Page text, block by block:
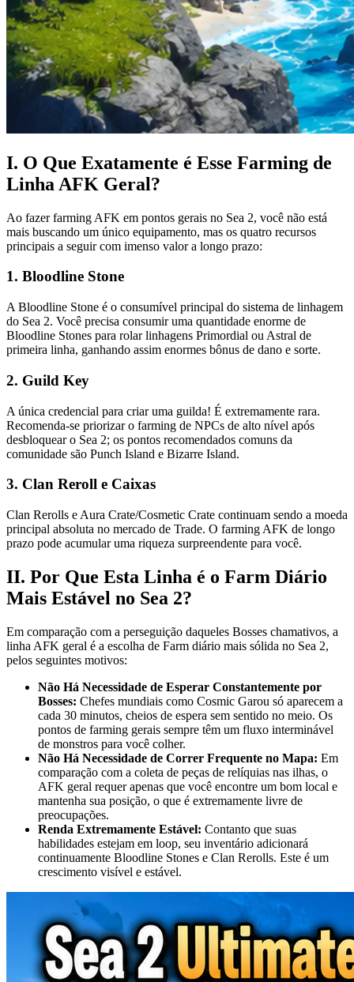
I. O Que Exatamente é Esse Farming de
Linha AFK Geral?
Ao fazer farming AFK em pontos gerais no Sea 2, você não está
mais buscando um único equipamento, mas os quatro recursos
principais a seguir com imenso valor a longo prazo:
1. Bloodline Stone
A Bloodline Stone é o consumível principal do sistema de linhagem
do Sea 2. Você precisa consumir uma quantidade enorme de
Bloodline Stones para rolar linhagens Primordial ou Astral de
primeira linha, ganhando assim enormes bônus de dano e sorte.
2. Guild Key
A única credencial para criar uma guilda! É extremamente rara.
Recomenda-se priorizar o farming de NPCs de alto nível após
desbloquear o Sea 2; os pontos recomendados comuns da
comunidade são Punch Island e Bizarre Island.
3. Clan Reroll e Caixas
Clan Rerolls e Aura Crate/Cosmetic Crate continuam sendo a moeda
principal absoluta no mercado de Trade. O farming AFK de longo
prazo pode acumular uma riqueza surpreendente para você.
II. Por Que Esta Linha é o Farm Diário
Mais Estável no Sea 2?
Em comparação com a perseguição daqueles Bosses chamativos, a
linha AFK geral é a escolha de Farm diário mais sólida no Sea 2,
pelos seguintes motivos:
Não Há Necessidade de Esperar Constantemente por
Bosses: Chefes mundiais como Cosmic Garou só aparecem a
cada 30 minutos, cheios de espera sem sentido no meio. Os
pontos de farming gerais sempre têm um fluxo interminável
de monstros para você colher.
Não Há Necessidade de Correr Frequente no Mapa: Em
comparação com a coleta de peças de relíquias nas ilhas, o
AFK geral requer apenas que você encontre um bom local e
mantenha sua posição, o que é extremamente livre de
preocupações.
Renda Extremamente Estável: Contanto que suas
habilidades estejam em loop, seu inventário adicionará
continuamente Bloodline Stones e Clan Rerolls. Este é um
crescimento visível e estável.